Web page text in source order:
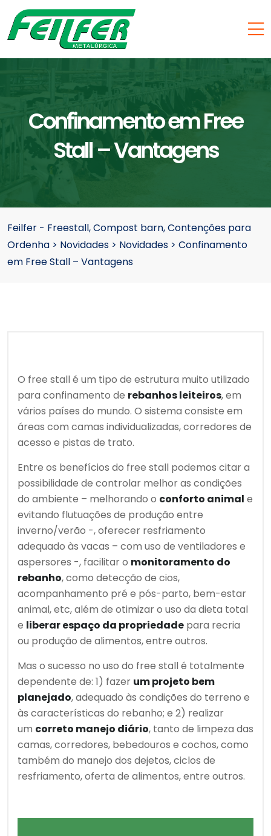
Confinamento em Free
Stall – Vantagens
Feilfer - Freestall, Compost barn, Contenções para
Ordenha > Novidades > Novidades > Confinamento
em Free Stall – Vantagens
O free stall é um tipo de estrutura muito utilizado
para confinamento de rebanhos leiteiros, em
vários países do mundo. O sistema consiste em
áreas com camas individualizadas, corredores de
acesso e pistas de trato.
Entre os benefícios do free stall podemos citar a
possibilidade de controlar melhor as condições
do ambiente – melhorando o conforto animal e
evitando flutuações de produção entre
inverno/verão -, oferecer resfriamento
adequado às vacas – com uso de ventiladores e
aspersores -, facilitar o monitoramento do
rebanho, como detecção de cios,
acompanhamento pré e pós-parto, bem-estar
animal, etc, além de otimizar o uso da dieta total
e liberar espaço da propriedade para recria
ou produção de alimentos, entre outros.
Mas o sucesso no uso do free stall é totalmente
dependente de: 1) fazer um projeto bem
planejado, adequado às condições do terreno e
às características do rebanho; e 2) realizar
um correto manejo diário, tanto de limpeza das
camas, corredores, bebedouros e cochos, como
também do manejo dos dejetos, ciclos de
resfriamento, oferta de alimentos, entre outros.